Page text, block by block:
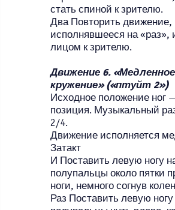
стать спиной к зрителю.
Два Повторить движение,
исполнявшееся на «раз»,
лицом к зрителю.
Движение 6. «Медленное
кружение» («птуйт 2»)
Исходное положение ног
позиция. Музыкальный
2/4.
Движение исполняется
Затакт
И Поставить левую ногу
полупальцы около пятки
ноги, немного согнув
Раз Поставить левую